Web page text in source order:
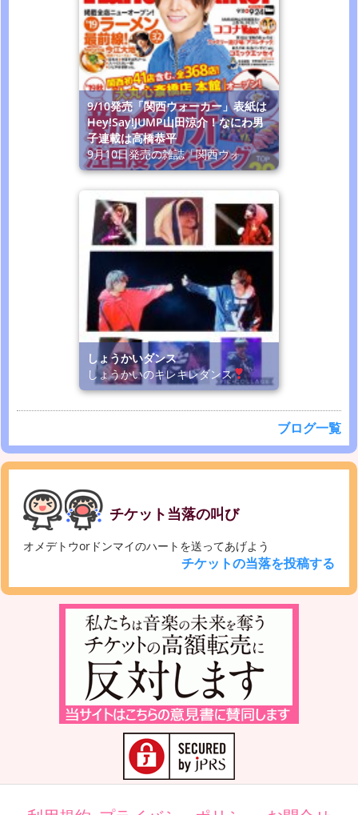
9/10発売「関西ウォーカー」表紙は
Hey!Say!JUMP山田涼介！なにわ男
子連載は高橋恭平
9月10日発売の雑誌「関西ウォ
しょうかいダンス
しょうかいのキレキレダンス
ブログ一覧
チケット当落の叫び
オメデトウorドンマイのハートを送ってあげよう
チケットの当落を投稿する